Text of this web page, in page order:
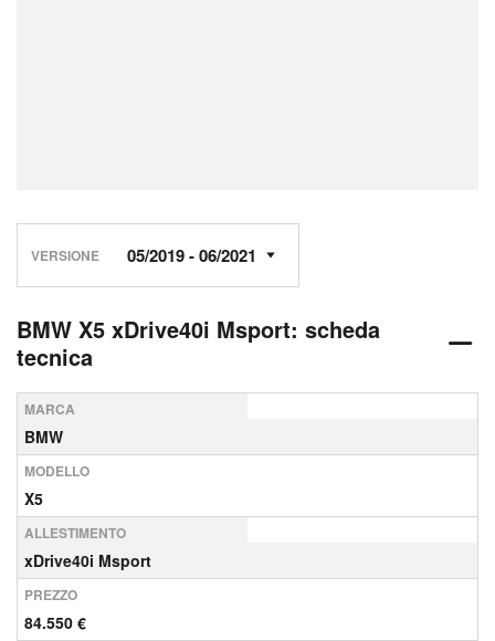
VERSIONE
BMW X5 xDrive40i Msport: scheda
tecnica
MARCA
BMW
MODELLO
X5
ALLESTIMENTO
xDrive40i Msport
PREZZO
84.550 €